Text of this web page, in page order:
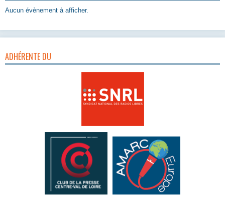
Aucun évènement à afficher.
ADHÉRENTE DU